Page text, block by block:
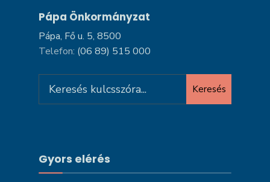
Pápa Önkormányzat
Pápa, Fő u. 5, 8500
Telefon: (06 89) 515 000
for:
Keresés
Gyors elérés